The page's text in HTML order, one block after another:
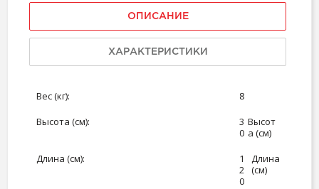
ОПИСАНИЕ
ХАРАКТЕРИСТИКИ
Вес (кг):
8
Высота (см):
3
0
Высот
а (см)
Длина (см):
1
2
0
Длина
(см)